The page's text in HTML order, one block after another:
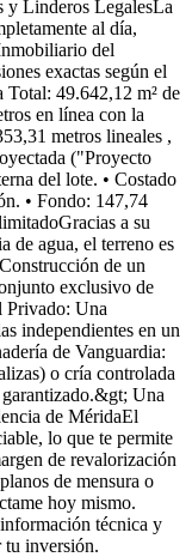
y Linderos LegalesLa
al día,
del
exactas según el
49.642,12 m² de
en línea con la
metros lineales ,
("Proyecto
del lote. • Costado
• Fondo: 147,74
a su
de agua, el terreno es
de un
exclusivo de
Privado: Una
independientes en un
de Vanguardia:
o cría controlada
Una
de MéridaEl
lo que te permite
de revalorización
de mensura o
hoy mismo.
técnica y
tu inversión.